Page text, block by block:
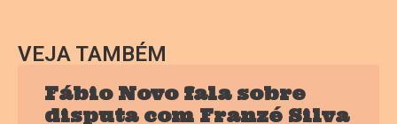
VEJA TAMBÉM
Fábio Novo fala sobre
disputa com Franzé Silva